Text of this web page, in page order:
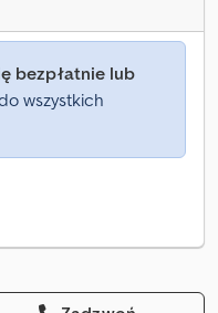
bezpłatnie lub
wszystkich